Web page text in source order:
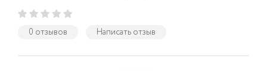
0 отзывов Написать отзыв